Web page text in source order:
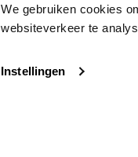
We gebruiken cookies
websiteverkeer te
Instellingen